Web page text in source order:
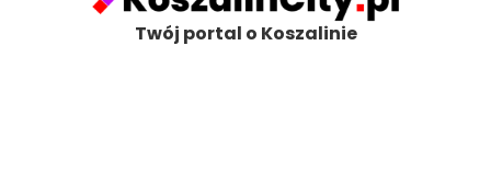
Twój portal o Koszalinie